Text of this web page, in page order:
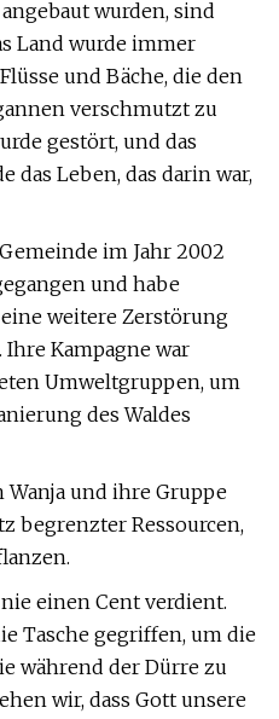
wurden, sind
Land wurde immer
und Bäche, die den
verschmutzt zu
gestört, und das
das Leben, das darin war,
im Jahr 2002
und habe
weitere Zerstörung
Kampagne war
Umweltgruppen, um
des Waldes
Wanja und ihre Gruppe
begrenzter Ressourcen,
einen Cent verdient.
Tasche gegriffen, um die
während der Dürre zu
wir, dass Gott unsere